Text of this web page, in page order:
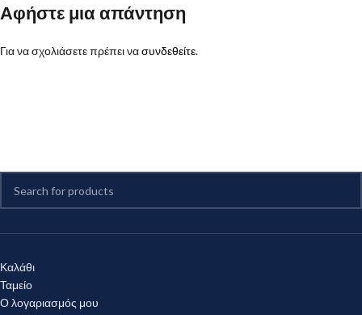
Αφήστε μια απάντηση
Για να σχολιάσετε πρέπει νασυνδεθείτε.
Καλάθι
Ταμείο
Ο λογαριασμός μου